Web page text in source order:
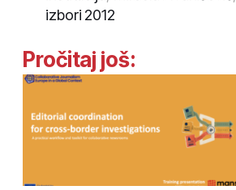
izbori 2012
Pročitaj još: